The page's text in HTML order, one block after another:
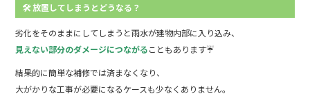
🛠 放置してしまうとどうなる？
劣化をそのままにしてしまうと雨水が建物内部に入り込み、
見えない部分のダメージにつながることもあります☔
結果的に簡単な補修では済まなくなり、
大がかりな工事が必要になるケースも少なくありません。